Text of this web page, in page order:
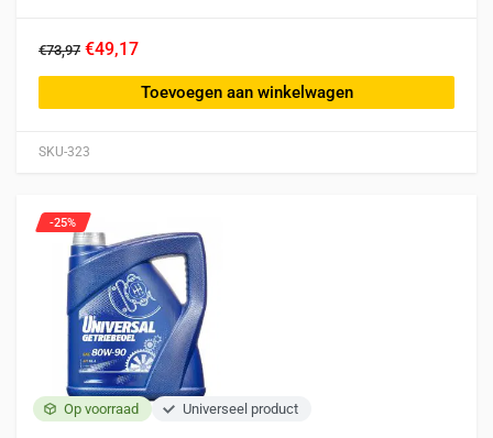
SKU-323
€73,97 €49,17
Toevoegen aan winkelwagen
Op voorraad Universeel product
-25%